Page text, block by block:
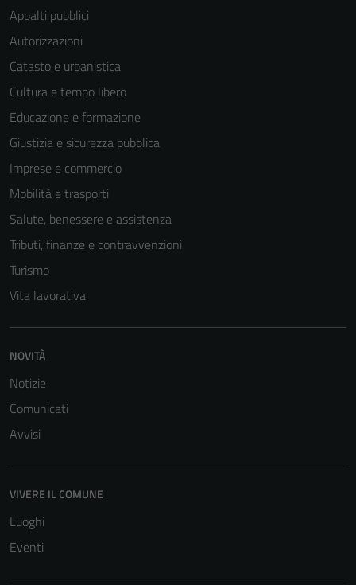
Appalti pubblici
Autorizzazioni
Catasto e urbanistica
Cultura e tempo libero
Educazione e formazione
Giustizia e sicurezza pubblica
Imprese e commercio
Mobilità e trasporti
Salute, benessere e assistenza
Tributi, finanze e contravvenzioni
Turismo
Vita lavorativa
NOVITÀ
Notizie
Comunicati
Avvisi
VIVERE IL COMUNE
Luoghi
Eventi